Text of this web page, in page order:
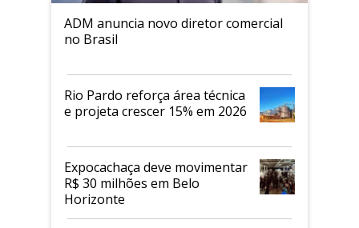
ADM anuncia novo diretor comercial
no Brasil
Rio Pardo reforça área técnica
e projeta crescer 15% em 2026
Expocachaça deve movimentar
R$ 30 milhões em Belo
Horizonte